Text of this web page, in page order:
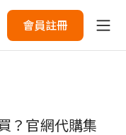
會員註冊
？官網代購集